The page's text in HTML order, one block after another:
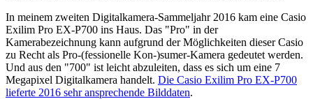
In meinem zweiten Digitalkamera-Sammeljahr 2016 kam eine Casio
Exilim Pro EX-P700 ins Haus. Das "Pro" in der
Kamerabezeichnung kann aufgrund der Möglichkeiten dieser Casio
zu Recht als Pro-(fessionelle Kon-)sumer-Kamera gedeutet werden.
Und aus den "700" ist leicht abzuleiten, dass es sich um eine 7
Megapixel Digitalkamera handelt. Die Casio Exilim Pro EX-P700
lieferte 2016 sehr ansprechende Bilddaten.